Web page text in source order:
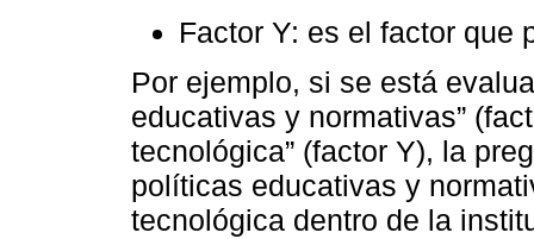
Factor Y: es el factor que
Por ejemplo, si se está
educativas y normativas”
tecnológica” (factor Y), la
políticas educativas y
tecnológica dentro de la